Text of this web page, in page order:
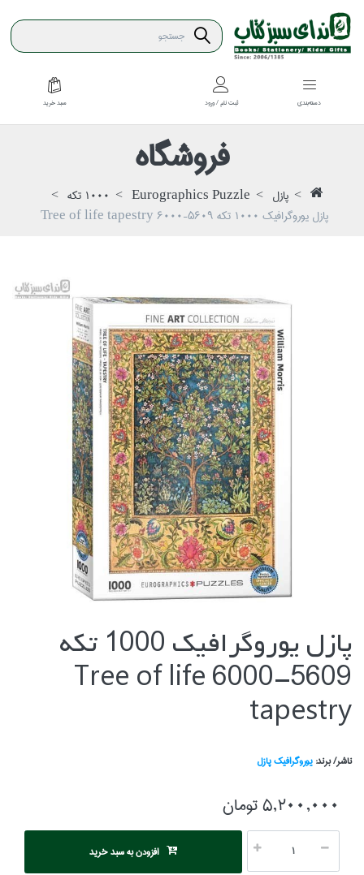
دسته‌بندي ثبت نام / ورود سبد خريد
فروشگاه
پازل Eurographics Puzzle
1000 تكه
پازل يوروگرافيك 1000 تكه 5609-6000 Tree of life tapestry
پازل يوروگرافيك 1000 تكه
5609-6000 Tree of life
tapestry
ناشر/ برند:يوروگرافيك پازل
5,200,000 تومان
افزودن به سبد خرید